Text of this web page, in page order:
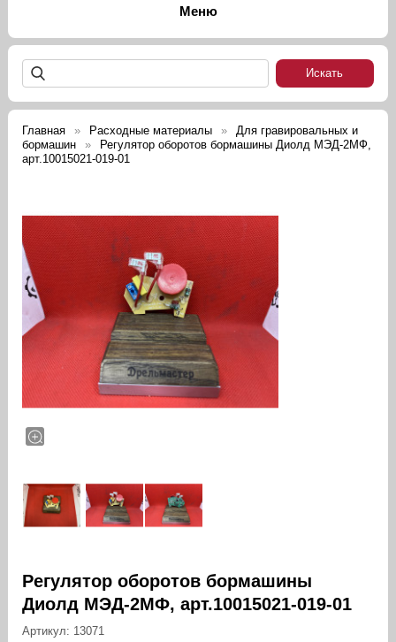
Главная Расходные материалы
Для гравировальных и
бормашин
Регулятор оборотов бормашины Диолд МЭД-2МФ,
арт.10015021-019-01
Регулятор оборотов бормашины
Диолд МЭД-2МФ, арт.10015021-019-01
Артикул: 13071